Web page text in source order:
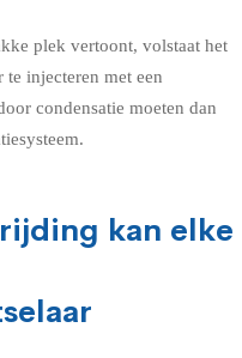
plek vertoont, volstaat het
injecteren met een
condensatie moeten dan
kan elke